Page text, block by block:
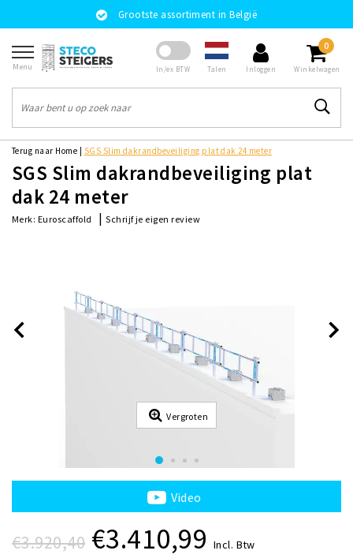
Grootste assortiment in België
Menu In/ex BTW Talen Inloggen
0
Winkelwagen
Terug naar Home SGS Slim dakrandbeveiliging plat dak 24 meter
SGS Slim dakrandbeveiliging plat
dak 24 meter
Merk: Euroscaffold |Schrijf je eigen review
Vergroten
Video
€3.920,40 €3.410,99 Incl. Btw